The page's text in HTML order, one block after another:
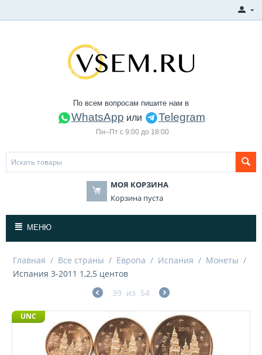
По всем вопросам пишите нам в
WhatsApp или Telegram
Пн–Пт с 9:00 до 18:00
МОЯ КОРЗИНА
Корзина пуста
МЕНЮ
Главная / Все страны / Европа / Испания / Монеты /
Испания 3-2011 1,2,5 центов
39 из 54
UNC